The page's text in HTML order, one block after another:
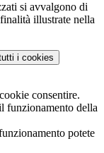
si avvalgono di
illustrate nella
i cookies
consentire.
funzionamento della
potete